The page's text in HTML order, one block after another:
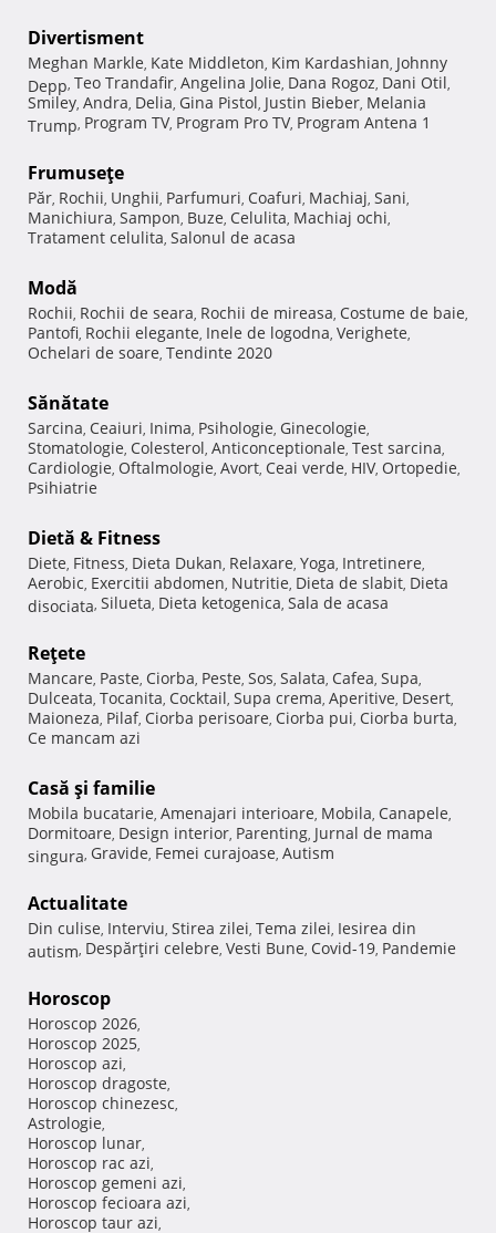
Divertisment
Meghan Markle, Kate Middleton, Kim Kardashian, Johnny
Depp, Teo Trandafir, Angelina Jolie, Dana Rogoz, Dani Otil,
Smiley, Andra, Delia, Gina Pistol, Justin Bieber, Melania
Trump, Program TV, Program Pro TV, Program Antena 1
Frumuseţe
Păr, Rochii, Unghii, Parfumuri, Coafuri, Machiaj, Sani,
Manichiura, Sampon, Buze, Celulita, Machiaj ochi,
Tratament celulita, Salonul de acasa
Modă
Rochii, Rochii de seara, Rochii de mireasa, Costume de baie,
Pantofi, Rochii elegante, Inele de logodna, Verighete,
Ochelari de soare, Tendinte 2020
Sănătate
Sarcina, Ceaiuri, Inima, Psihologie, Ginecologie,
Stomatologie, Colesterol, Anticonceptionale, Test sarcina,
Cardiologie, Oftalmologie, Avort, Ceai verde, HIV, Ortopedie,
Psihiatrie
Dietă & Fitness
Diete, Fitness, Dieta Dukan, Relaxare, Yoga, Intretinere,
Aerobic, Exercitii abdomen, Nutritie, Dieta de slabit, Dieta
disociata, Silueta, Dieta ketogenica, Sala de acasa
Reţete
Mancare, Paste, Ciorba, Peste, Sos, Salata, Cafea, Supa,
Dulceata, Tocanita, Cocktail, Supa crema, Aperitive, Desert,
Maioneza, Pilaf, Ciorba perisoare, Ciorba pui, Ciorba burta,
Ce mancam azi
Casă şi familie
Mobila bucatarie, Amenajari interioare, Mobila, Canapele,
Dormitoare, Design interior, Parenting, Jurnal de mama
singura, Gravide, Femei curajoase, Autism
Actualitate
Din culise, Interviu, Stirea zilei, Tema zilei, Iesirea din
autism, Despărţiri celebre, Vesti Bune, Covid-19, Pandemie
Horoscop
Horoscop 2026,
Horoscop 2025,
Horoscop azi,
Horoscop dragoste,
Horoscop chinezesc,
Astrologie,
Horoscop lunar,
Horoscop rac azi,
Horoscop gemeni azi,
Horoscop fecioara azi,
Horoscop taur azi,